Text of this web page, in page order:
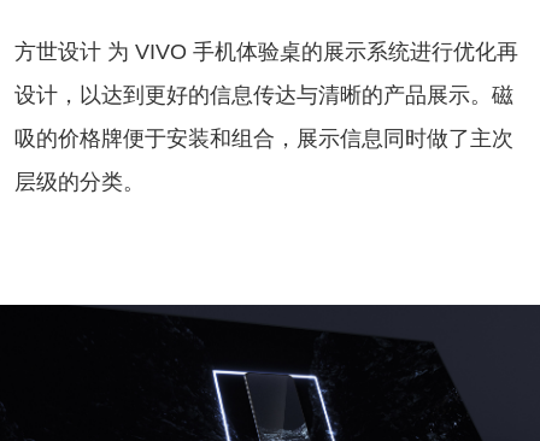
方世设计 为 VIVO 手机体验桌的展示系统进行优化再
设计，以达到更好的信息传达与清晰的产品展示。磁
吸的价格牌便于安装和组合，展示信息同时做了主次
层级的分类。